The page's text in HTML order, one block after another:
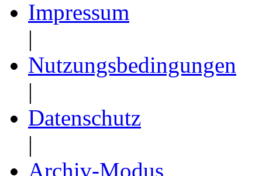
Impressum
|
Nutzungsbedingungen
|
Datenschutz
|
Archiv-Modus